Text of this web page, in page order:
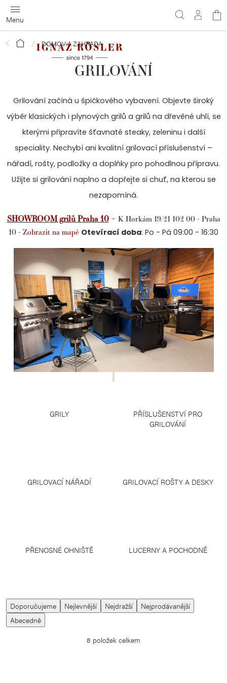
Přejít
na
obsah
Domů DOMOV A ZAHRADA
GRILOVÁNÍ
Grilování začíná u špičkového vybavení. Objevte široký
výběr klasických i plynových grilů a grilů na dřevěné uhlí, se
kterými připravíte šťavnaté steaky, zeleninu i další
speciality. Nechybí ani kvalitní grilovací příslušenství –
nářadí, rošty, podložky a doplňky pro pohodlnou přípravu.
Užijte si grilování naplno a dopřejte si chuť, na kterou se
nezapomíná.
SHOWROOM grilů Praha 10- K Horkám 19/21 102 00 - Praha
10 - Zobrazit na mapě Otevírací doba: Po - Pá 09:00 - 16:30
GRILY
PŘÍSLUŠENSTVÍ PRO
GRILOVÁNÍ
GRILOVACÍ NÁŘADÍ GRILOVACÍ ROŠTY A DESKY
PŘENOSNÉ OHNIŠTĚ LUCERNY A POCHODNĚ
Ř
a
z
Doporučujeme Nejlevnější Nejdražší
Nejprodávanější
Abecedně
8 položek celkem